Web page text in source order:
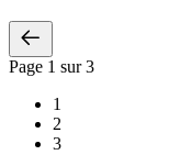
Page 1 sur 3
1
2
3